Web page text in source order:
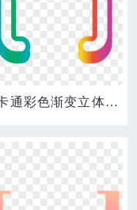
手绘卡通彩色渐变立体中括号素材